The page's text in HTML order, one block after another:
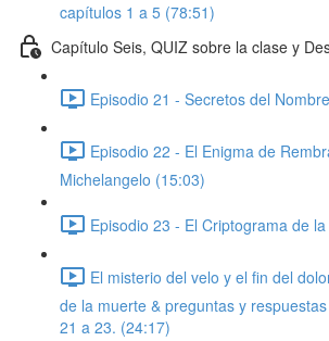
capítulos 1 a 5 (78:51)
Capítulo Seis, QUIZ sobre la clase y
Episodio 21 - Secretos del
Episodio 22 - El Enigma de
Michelangelo (15:03)
Episodio 23 - El Criptograma de
El misterio del velo y el fin del
de la muerte & preguntas y
21 a 23. (24:17)